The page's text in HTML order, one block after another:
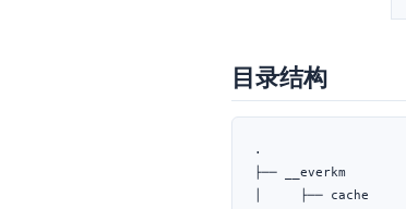
目录结构
.
├── __everkm
│     ├── cache